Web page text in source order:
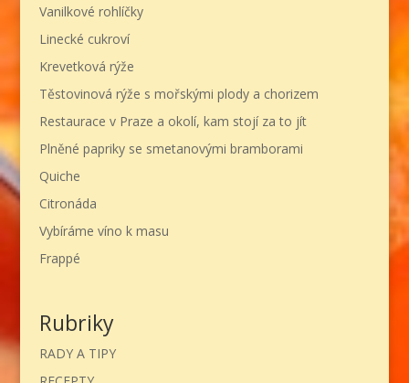
Vanilkové rohlíčky
Linecké cukroví
Krevetková rýže
Těstovinová rýže s mořskými plody a chorizem
Restaurace v Praze a okolí, kam stojí za to jít
Plněné papriky se smetanovými bramborami
Quiche
Citronáda
Vybíráme víno k masu
Frappé
Rubriky
RADY A TIPY